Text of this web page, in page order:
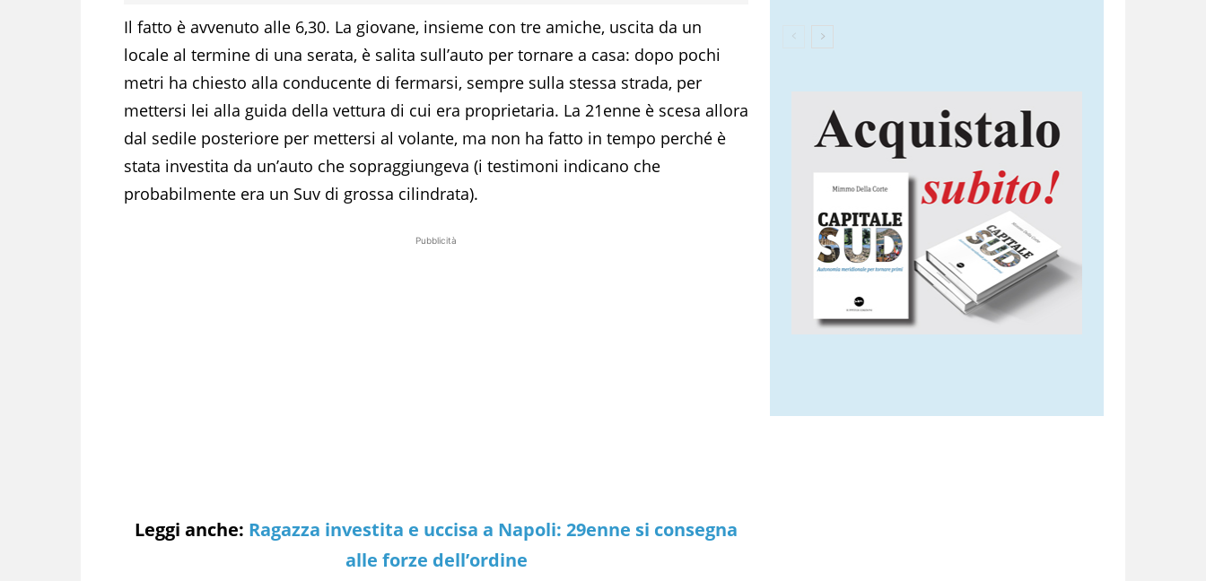
Il fatto è avvenuto alle 6,30. La giovane, insieme con tre amiche, uscita da un
locale al termine di una serata, è salita sull’auto per tornare a casa: dopo pochi
metri ha chiesto alla conducente di fermarsi, sempre sulla stessa strada, per
mettersi lei alla guida della vettura di cui era proprietaria. La 21enne è scesa allora
dal sedile posteriore per mettersi al volante, ma non ha fatto in tempo perché è
stata investita da un’auto che sopraggiungeva (i testimoni indicano che
probabilmente era un Suv di grossa cilindrata).
Pubblicità
Leggi anche: Ragazza investita e uccisa a Napoli: 29enne si consegna
alle forze dell’ordine